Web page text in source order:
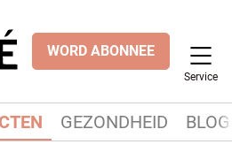
WORD ABONNEE
Service
GEZONDHEID